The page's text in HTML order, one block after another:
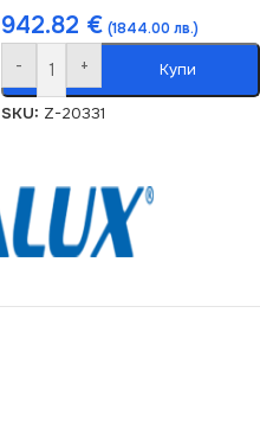
942.82 € (1844.00 лв.)
- + Купи
SKU: Z-20331